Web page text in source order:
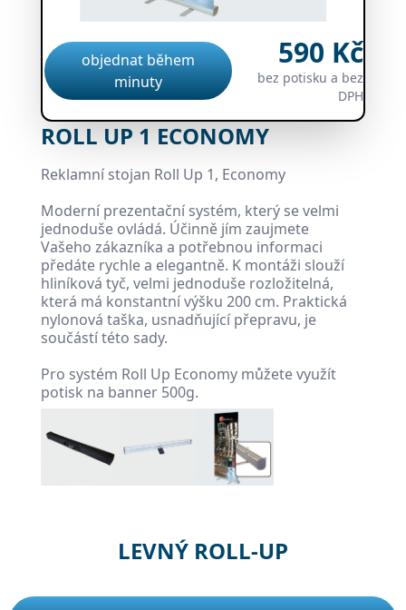
objednat během
minuty
590 Kč
bez potisku a bez
DPH
ROLL UP 1 ECONOMY
Reklamní stojan Roll Up 1, Economy
Moderní prezentační systém, který se velmi
jednoduše ovládá. Účinně jím zaujmete
Vašeho zákazníka a potřebnou informaci
předáte rychle a elegantně. K montáži slouží
hliníková tyč, velmi jednoduše rozložitelná,
která má konstantní výšku 200 cm. Praktická
nylonová taška, usnadňující přepravu, je
součástí této sady.
Pro systém Roll Up Economy můžete využít
potisk na banner 500g.
LEVNÝ ROLL-UP